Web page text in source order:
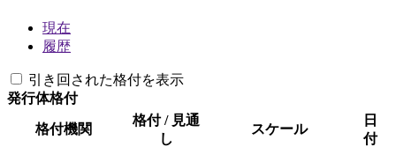
現在
履歴
引き回された格付を表示
発行体格付
格付機関
格付 / 見通
し
スケール
日
付